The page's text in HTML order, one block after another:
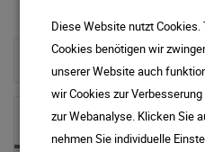
NEWS & MEDIA
Diese Website nutzt
Cookies benötigen wir
unserer Website auch
wir Cookies zur
zur Webanalyse. Klicken Sie
nehmen Sie individuelle